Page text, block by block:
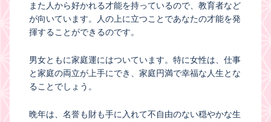
また人から好かれる才能を持っているので、教育者など
が向いています。人の上に立つことであなたの才能を発
揮することができるのです。
男女ともに家庭運にはついています。特に女性は、仕事
と家庭の両立が上手にでき、家庭円満で幸福な人生とな
ることでしょう。
晩年は、名誉も財も手に入れて不自由のない穏やかな生